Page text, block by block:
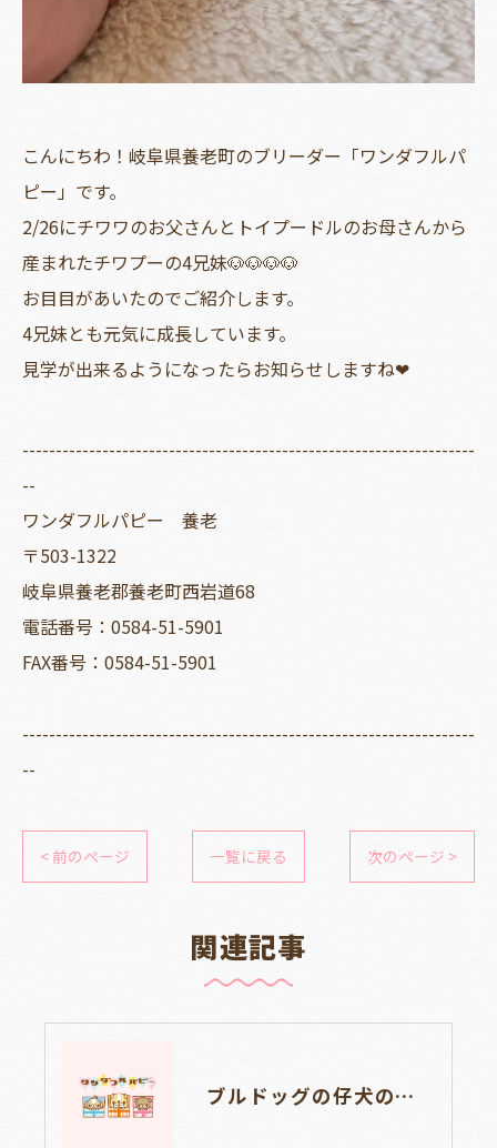
こんにちわ！岐阜県養老町のブリーダー「ワンダフルパ
ピー」です。
2/26にチワワのお父さんとトイプードルのお母さんから
産まれたチワプーの4兄妹🐶🐶🐶🐶
お目目があいたのでご紹介します。
4兄妹とも元気に成長しています。
見学が出来るようになったらお知らせしますね❤
--------------------------------------------------------------------
--
ワンダフルパピー 養老
〒503-1322
岐阜県養老郡養老町西岩道68
電話番号：0584-51-5901
FAX番号：0584-51-5901
--------------------------------------------------------------------
--
< 前のページ 一覧に戻る 次のページ >
関連記事
ブルドッグの仔犬のお目目があきました👀💑🐶岐阜県養老町のブリーダーワンダフルパピーです。